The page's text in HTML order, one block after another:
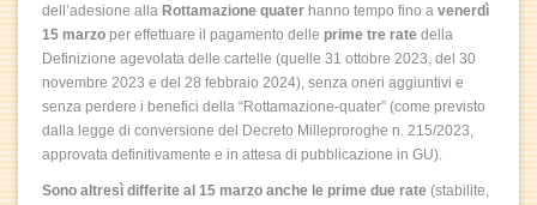
dell’adesione alla Rottamazione quater hanno tempo fino a venerdì
15 marzo per effettuare il pagamento delle prime tre rate della
Definizione agevolata delle cartelle (quelle 31 ottobre 2023, del 30
novembre 2023 e del 28 febbraio 2024), senza oneri aggiuntivi e
senza perdere i benefici della “Rottamazione-quater” (come previsto
dalla legge di conversione del Decreto Milleproroghe n. 215/2023,
approvata definitivamente e in attesa di pubblicazione in GU).
Sono altresì differite al 15 marzo anche le prime due rate (stabilite,